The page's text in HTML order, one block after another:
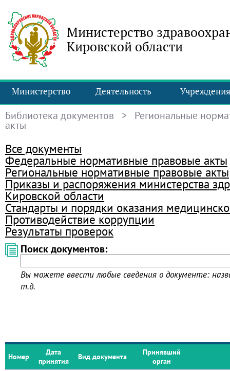
Министерство
Кировской области
Министерство Деятельность Учреждения
Библиотека документов > Региональные
акты
Все документы
Федеральные нормативные правовые акты
Региональные нормативные правовые акты
Приказы и распоряжения министерства
Кировской области
Стандарты и порядки оказания
Противодействие коррупции
Результаты проверок
Поиск документов:
Вы можете ввести любые сведения о документе:
т.д.
Номер
Дата
принятия
Вид документа
Принявший
орган